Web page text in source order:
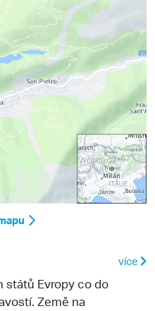
více
států Evropy co do
Země na